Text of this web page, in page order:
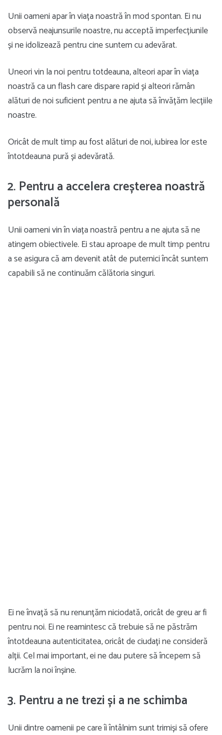
Unii oameni apar în viața noastră în mod spontan. Ei nu
observă neajunsurile noastre, nu acceptă imperfecțiunile
și ne idolizează pentru cine suntem cu adevărat.
Uneori vin la noi pentru totdeauna, alteori apar în viața
noastră ca un flash care dispare rapid și alteori rămân
alături de noi suficient pentru a ne ajuta să învățăm lecțiile
noastre.
Oricât de mult timp au fost alături de noi, iubirea lor este
întotdeauna pură și adevărată.
2. Pentru a accelera creșterea noastră
personală
Unii oameni vin în viața noastră pentru a ne ajuta să ne
atingem obiectivele. Ei stau aproape de mult timp pentru
a se asigura că am devenit atât de puternici încât suntem
capabili să ne continuăm călătoria singuri.
Ei ne învață să nu renunțăm niciodată, oricât de greu ar fi
pentru noi. Ei ne reamintesc că trebuie să ne păstrăm
întotdeauna autenticitatea, oricât de ciudați ne consideră
alții. Cel mai important, ei ne dau putere să începem să
lucrăm la noi înșine.
3. Pentru a ne trezi și a ne schimba
Unii dintre oamenii pe care îi întâlnim sunt trimiși să ofere